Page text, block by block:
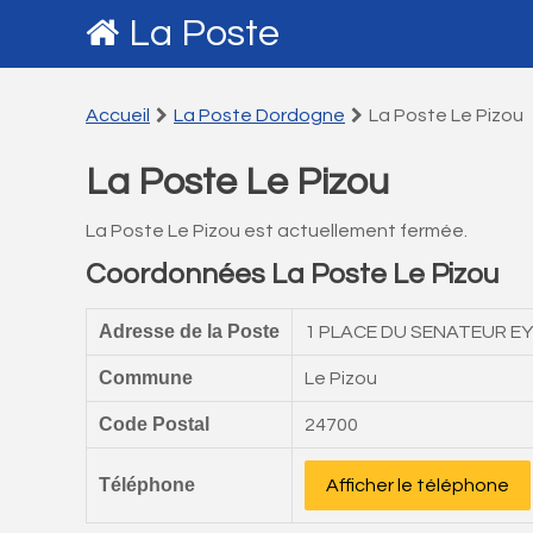
La Poste
Accueil La Poste Dordogne La Poste Le Pizou
La Poste Le Pizou
La Poste Le Pizou est actuellement fermée.
Coordonnées La Poste Le Pizou
Adresse de la Poste 1 PLACE DU SENATEUR
Commune Le Pizou
Code Postal 24700
Téléphone Afficher le téléphone